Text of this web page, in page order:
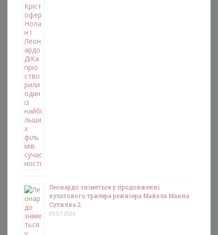
Леонардо зніметься у продовженні
культового трилера режисера Майкла Манна
Сутичка 2
05.07.2026